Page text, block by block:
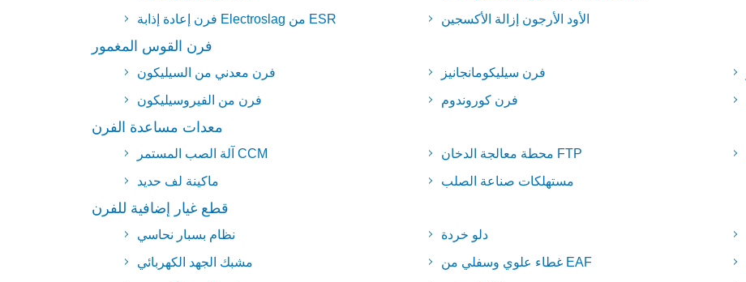
فرن إعادة إذابة Electroslag من ESR
الأود الأرجون إزالة الأكسجين
فرن القوس المغمور
فرن معدني من السيليكون
فرن من الفيروسيليكون
فرن سيليكومانجانيز
فرن كوروندوم
معدات مساعدة الفرن
آلة الصب المستمر CCM
ماكينة لف حديد
محطة معالجة الدخان FTP
مستهلكات صناعة الصلب
قطع غيار إضافية للفرن
نظام بسبار نحاسي
مشبك الجهد الكهربائي
دلو خردة
غطاء علوي وسفلي من EAF